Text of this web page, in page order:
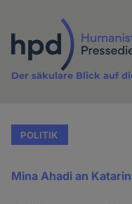
Inhalt
Der säkulare Blick auf
POLITIK
Mina Ahadi an